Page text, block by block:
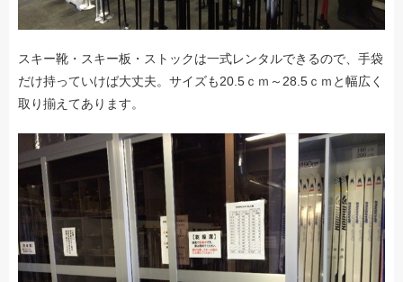
スキー靴・スキー板・ストックは一式レンタルできるので、手袋
だけ持っていけば大丈夫。サイズも20.5ｃｍ～28.5ｃｍと幅広く
取り揃えてあります。